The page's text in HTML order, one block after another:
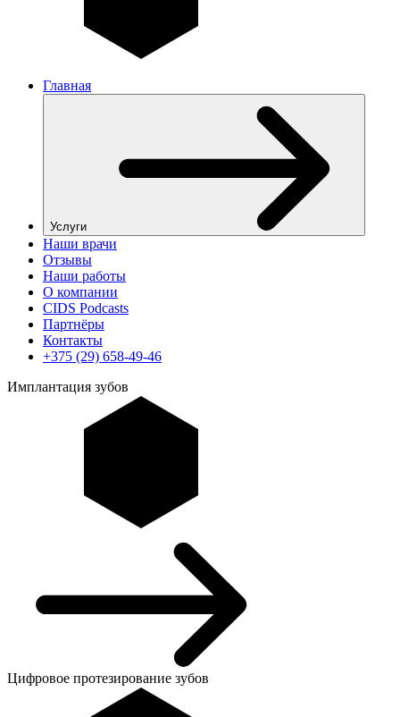
Главная
Услуги
Наши врачи
Отзывы
Наши работы
О компании
CIDS Podcasts
Партнёры
Контакты
+375 (29) 658-49-46
Имплантация зубов
Цифровое протезирование зубов